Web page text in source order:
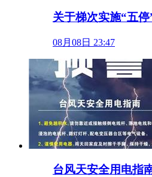
关于梯次实施“五
08月08日 23:47
台风天安全用电指